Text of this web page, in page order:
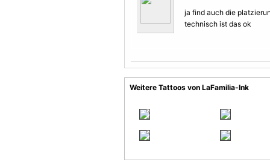
ja find auch die
technisch ist das ok
Weitere Tattoos von LaFamilia-Ink